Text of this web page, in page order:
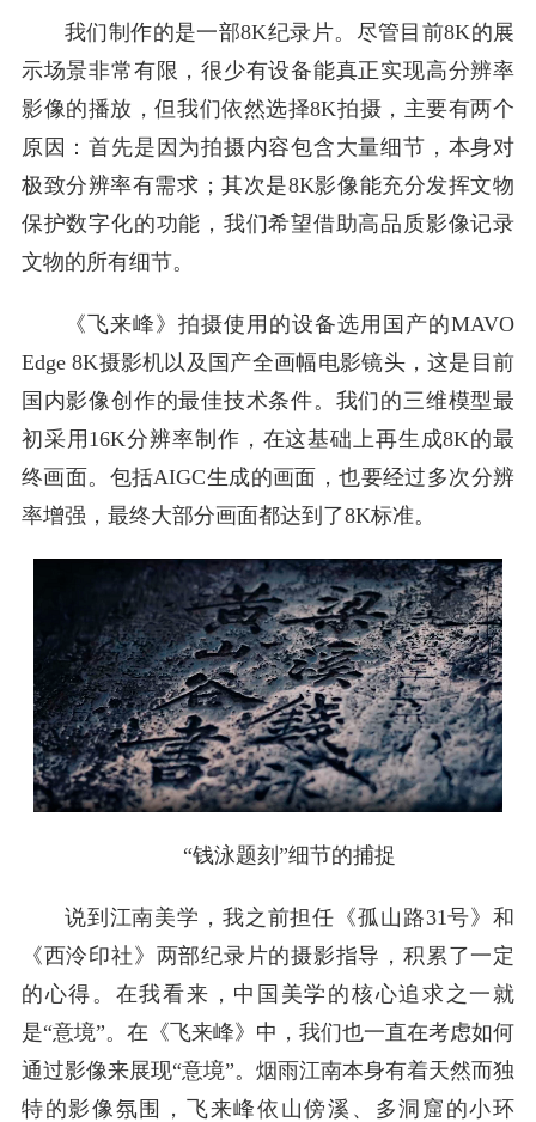
我们制作的是一部8K纪录片。尽管目前8K的展
示场景非常有限，很少有设备能真正实现高分辨率
影像的播放，但我们依然选择8K拍摄，主要有两个
原因：首先是因为拍摄内容包含大量细节，本身对
极致分辨率有需求；其次是8K影像能充分发挥文物
保护数字化的功能，我们希望借助高品质影像记录
文物的所有细节。
《飞来峰》拍摄使用的设备选用国产的MAVO
Edge 8K摄影机以及国产全画幅电影镜头，这是目前
国内影像创作的最佳技术条件。我们的三维模型最
初采用16K分辨率制作，在这基础上再生成8K的最
终画面。包括AIGC生成的画面，也要经过多次分辨
率增强，最终大部分画面都达到了8K标准。
“钱泳题刻”细节的捕捉
说到江南美学，我之前担任《孤山路31号》和
《西泠印社》两部纪录片的摄影指导，积累了一定
的心得。在我看来，中国美学的核心追求之一就
是“意境”。在《飞来峰》中，我们也一直在考虑如何
通过影像来展现“意境”。烟雨江南本身有着天然而独
特的影像氛围，飞来峰依山傍溪、多洞窟的小环